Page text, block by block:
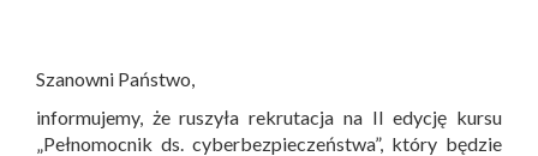
Szanowni Państwo,
informujemy, że ruszyła rekrutacja na II edycję kursu
„Pełnomocnik ds. cyberbezpieczeństwa”, który będzie